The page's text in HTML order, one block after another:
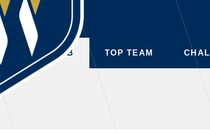
・練習場ごとの注意事項
・練習場マップ
NEWS
CLUB TOP TEAM